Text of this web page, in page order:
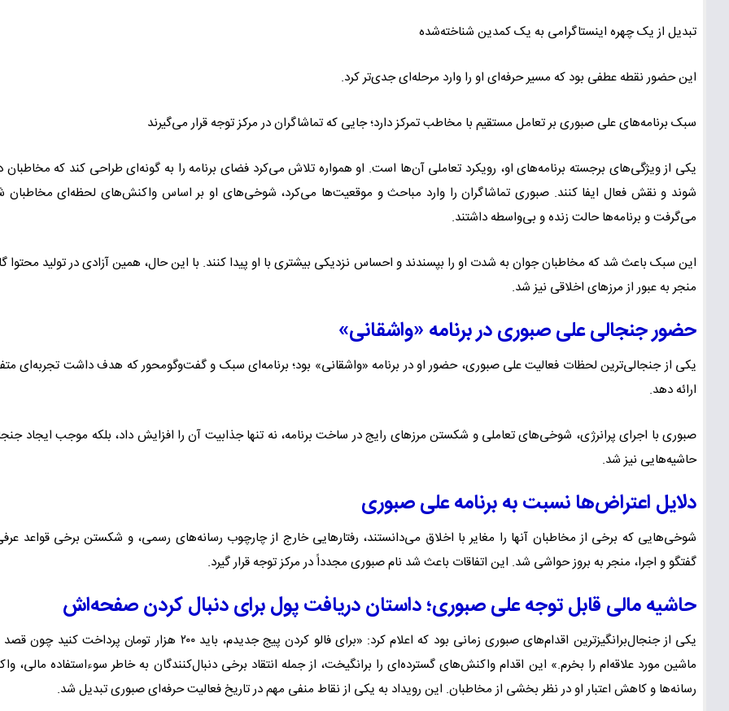
تبدیل از یک چهره اینستاگرامی به یک کمدین شناخته‌شده
این حضور نقطه عطفی بود که مسیر حرفه‌ای او را وارد مرحله‌ای جدی‌تر کرد.
سبک برنامه‌های علی صبوری بر تعامل مستقیم با مخاطب تمرکز دارد؛ جایی که تماشاگران در مرکز توجه قرار می‌گیرند
یکی از ویژگی‌های برجسته برنامه‌های او، رویکرد تعاملی آن‌ها است. او همواره تلاش می‌کرد فضای برنامه را به گونه‌ای طراحی کند که مخاطبان
شوند و نقش فعال ایفا کنند. صبوری تماشاگران را وارد مباحث و موقعیت‌ها می‌کرد، شوخی‌های او بر اساس واکنش‌های لحظه‌ای
می‌گرفت و برنامه‌ها حالت زنده و بی‌واسطه داشتند.
این سبک باعث شد که مخاطبان جوان به شدت او را بپسندند و احساس نزدیکی بیشتری با او پیدا کنند. با این حال، همین آزادی در تولید محتوا
منجر به عبور از مرزهای اخلاقی نیز شد.
حضور جنجالی علی صبوری در برنامه «واشقانی»
یکی از جنجالی‌ترین لحظات فعالیت علی صبوری، حضور او در برنامه «واشقانی» بود؛ برنامه‌ای سبک و گفت‌وگومحور که هدف داشت تجربه‌ای
ارائه دهد.
صبوری با اجرای پرانرژی، شوخی‌های تعاملی و شکستن مرزهای رایج در ساخت برنامه، نه تنها جذابیت آن را افزایش داد، بلکه موجب ایجاد
حاشیه‌هایی نیز شد.
دلایل اعتراض‌ها نسبت به برنامه علی صبوری
شوخی‌هایی که برخی از مخاطبان آنها را مغایر با اخلاق می‌دانستند، رفتارهایی خارج از چارچوب رسانه‌های رسمی، و شکستن برخی قواعد
گفتگو و اجرا، منجر به بروز حواشی شد. این اتفاقات باعث شد نام صبوری مجدداً در مرکز توجه قرار گیرد.
حاشیه مالی قابل توجه علی صبوری؛ داستان دریافت پول برای دنبال کردن صفحه‌اش
یکی از جنجال‌برانگیزترین اقدام‌های صبوری زمانی بود که اعلام کرد: «برای فالو کردن پیج جدیدم، باید ۲۰۰ هزار تومان پرداخت
ماشین مورد علاقه‌ام را بخرم.» این اقدام واکنش‌های گسترده‌ای را برانگیخت، از جمله انتقاد برخی دنبال‌کنندگان به خاطر سوءاستفاده مالی،
رسانه‌ها و کاهش اعتبار او در نظر بخشی از مخاطبان. این رویداد به یکی از نقاط منفی مهم در تاریخ فعالیت حرفه‌ای صبوری تبدیل شد.